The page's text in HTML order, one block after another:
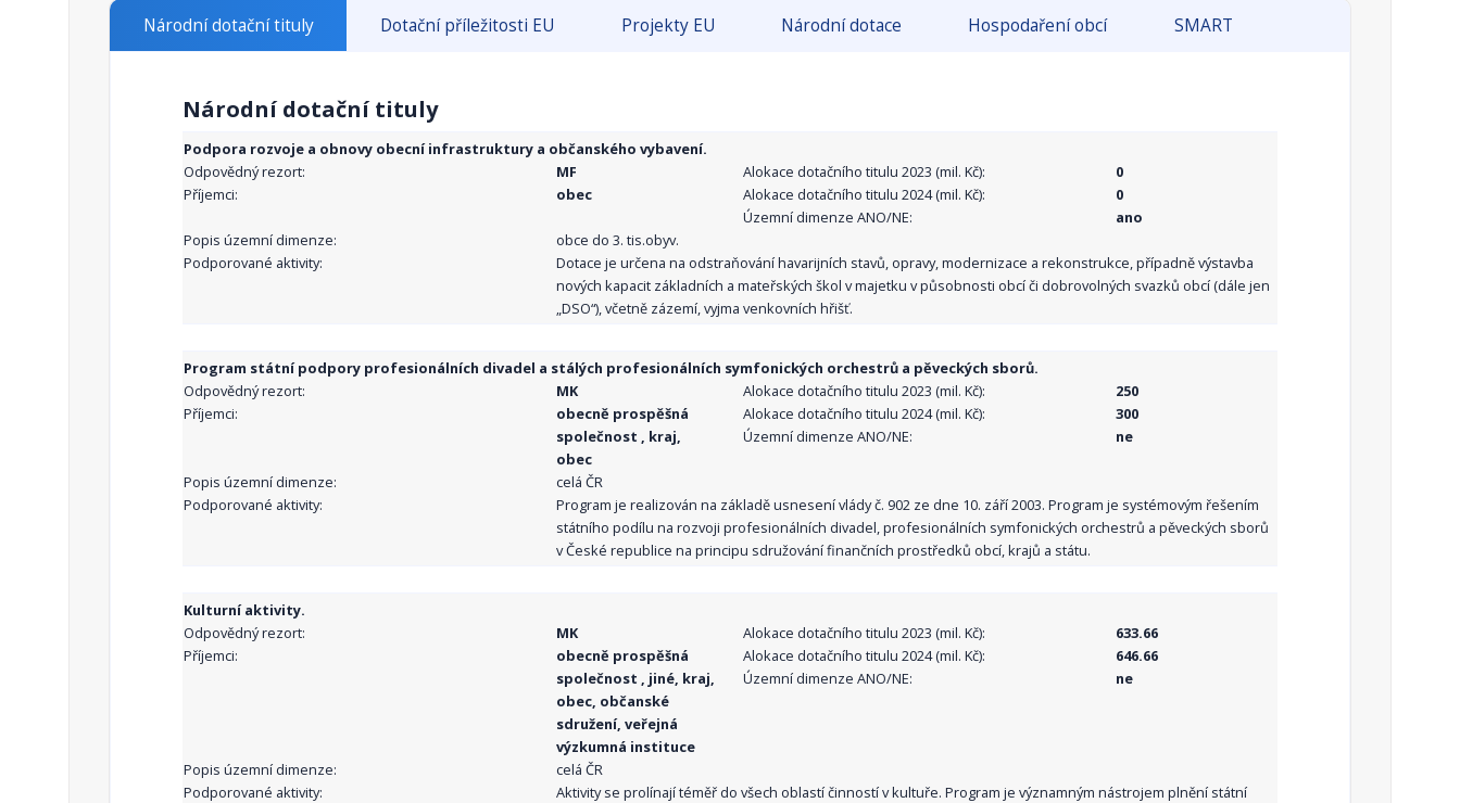
Národní dotační tituly Dotační příležitosti EU Projekty EU Národní dotace Hospodaření obcí SMART
Národní dotační tituly
Podpora rozvoje a obnovy obecní infrastruktury a občanského vybavení.
Odpovědný rezort:
MF
Příjemci:
obec
Alokace dotačního titulu 2023 (mil. Kč):
0
Alokace dotačního titulu 2024 (mil. Kč):
0
Územní dimenze ANO/NE:
ano
Popis územní dimenze:
obce do 3. tis.obyv.
Podporované aktivity:
Dotace je určena na odstraňování havarijních stavů, opravy, modernizace a rekonstrukce, případně výstavba
nových kapacit základních a mateřských škol v majetku v působnosti obcí či dobrovolných svazků obcí (dále jen
„DSO“), včetně zázemí, vyjma venkovních hřišť.
Program státní podpory profesionálních divadel a stálých profesionálních symfonických orchestrů a pěveckých sborů.
Odpovědný rezort:
MK
Příjemci:
obecně prospěšná
společnost , kraj,
obec
Alokace dotačního titulu 2023 (mil. Kč):
250
Alokace dotačního titulu 2024 (mil. Kč):
300
Územní dimenze ANO/NE:
ne
Popis územní dimenze:
celá ČR
Podporované aktivity:
Program je realizován na základě usnesení vlády č. 902 ze dne 10. září 2003. Program je systémovým řešením
státního podílu na rozvoji profesionálních divadel, profesionálních symfonických orchestrů a pěveckých sborů
v České republice na principu sdružování finančních prostředků obcí, krajů a státu.
Kulturní aktivity.
Odpovědný rezort:
MK
Příjemci:
obecně prospěšná
společnost , jiné, kraj,
obec, občanské
sdružení, veřejná
výzkumná instituce
Alokace dotačního titulu 2023 (mil. Kč):
633.66
Alokace dotačního titulu 2024 (mil. Kč):
646.66
Územní dimenze ANO/NE:
ne
Popis územní dimenze:
celá ČR
Podporované aktivity:
Aktivity se prolínají téměř do všech oblastí činností v kultuře. Program je významným nástrojem plnění státní